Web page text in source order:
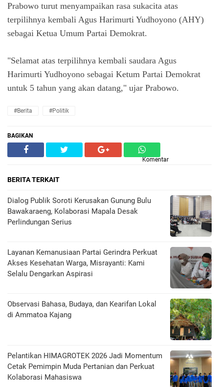
Prabowo turut menyampaikan rasa sukacita atas
terpilihnya kembali Agus Harimurti Yudhoyono (AHY)
sebagai Ketua Umum Partai Demokrat.
"Selamat atas terpilihnya kembali saudara Agus
Harimurti Yudhoyono sebagai Ketum Partai Demokrat
untuk 5 tahun yang akan datang," ujar Prabowo.
#Berita #Politik
BAGIKAN
Komentar
BERITA TERKAIT
Dialog Publik Soroti Kerusakan Gunung Bulu
Bawakaraeng, Kolaborasi Mapala Desak
Perlindungan Serius
Layanan Kemanusiaan Partai Gerindra Perkuat
Akses Kesehatan Warga, Misrayanti: Kami
Selalu Dengarkan Aspirasi
Observasi Bahasa, Budaya, dan Kearifan Lokal
di Ammatoa Kajang
Pelantikan HIMAGROTEK 2026 Jadi Momentum
Cetak Pemimpin Muda Pertanian dan Perkuat
Kolaborasi Mahasiswa